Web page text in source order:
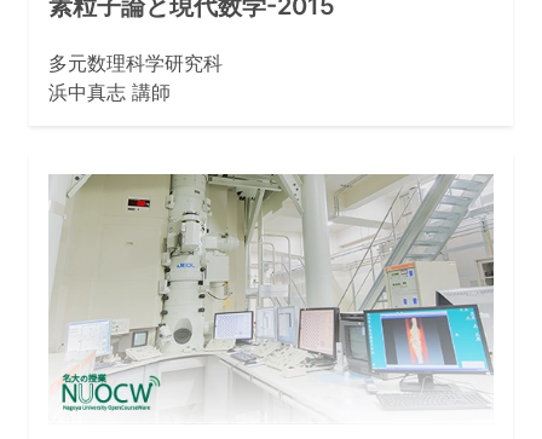
素粒子論と現代数学-2015
多元数理科学研究科
浜中真志 講師